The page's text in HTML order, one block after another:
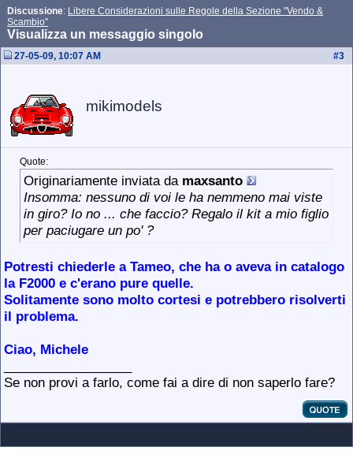
Discussione: Libere Considerazioni sulle Regole della Sezione "Vendo &
Scambio"
Visualizza un messaggio singolo
#3
27-05-09, 10:07 AM
mikimodels
Quote:
Originariamente inviata da maxsanto
Insomma: nessuno di voi le ha nemmeno mai viste
in giro? Io no ... che faccio? Regalo il kit a mio figlio
per paciugare un po' ?
Potresti chiederle a Tameo, che ha o aveva in catalogo
la F2000 e c'erano pure quelle.
Solitamente sono molto cortesi e potrebbero risolverti
il problema.
Ciao, Michele
Se non provi a farlo, come fai a dire di non saperlo fare?